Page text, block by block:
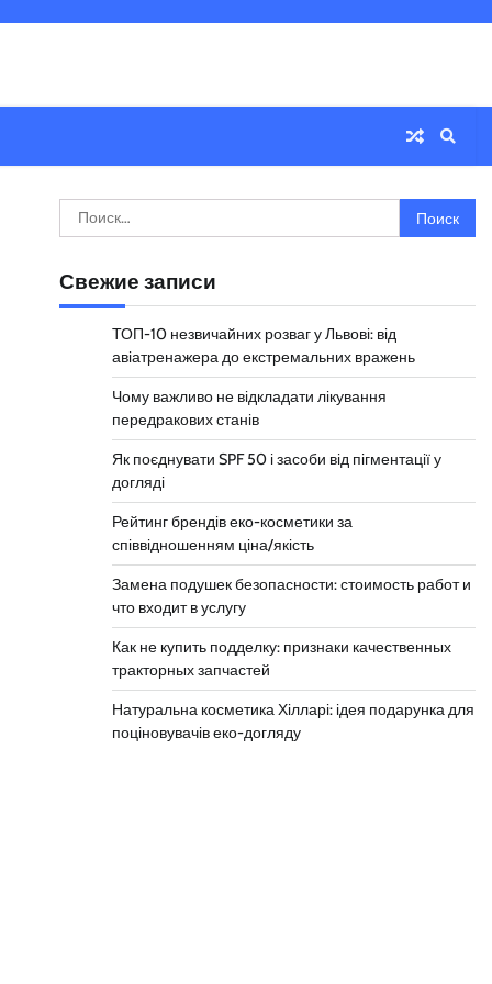
Найти:
Свежие записи
ТОП-10 незвичайних розваг у Львові: від
авіатренажера до екстремальних вражень
Чому важливо не відкладати лікування
передракових станів
Як поєднувати SPF 50 і засоби від пігментації у
догляді
Рейтинг брендів еко-косметики за
співвідношенням ціна/якість
Замена подушек безопасности: стоимость работ и
что входит в услугу
Как не купить подделку: признаки качественных
тракторных запчастей
Натуральна косметика Хілларі: ідея подарунка для
поціновувачів еко-догляду